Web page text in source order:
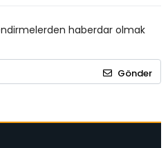
haberdar olmak
Gönder